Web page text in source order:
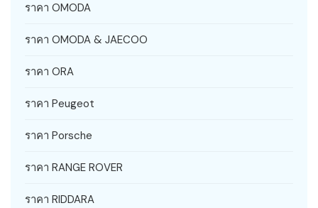
ราคา OMODA
ราคา OMODA & JAECOO
ราคา ORA
ราคา Peugeot
ราคา Porsche
ราคา RANGE ROVER
ราคา RIDDARA